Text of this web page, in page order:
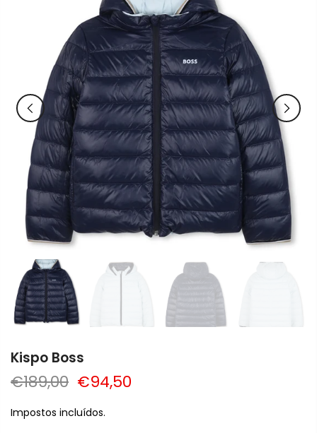
Kispo Boss
€189,00 €94,50
Impostos incluídos.